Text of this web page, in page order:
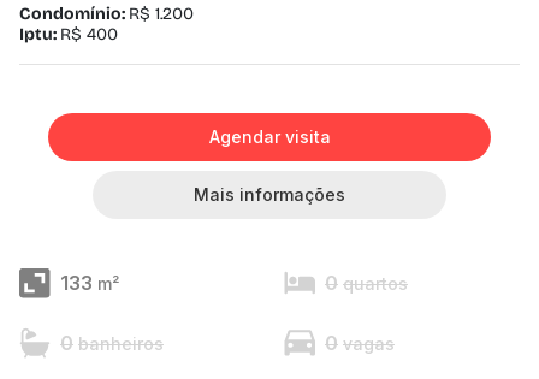
Condomínio: R$ 1.200
Iptu: R$ 400
Agendar visita
Mais informações
133 m² 0 quartos
0 banheiros 0 vagas